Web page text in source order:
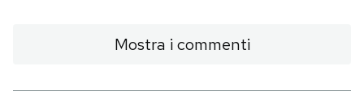
Mostra i commenti